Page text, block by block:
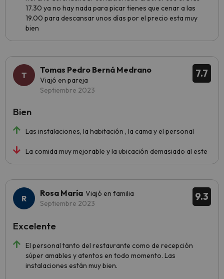
17.30 ya no hay nada para picar tienes que cenar a las
19.00 para descansar unos días por el precio esta muy
bien
7.7
Tomas Pedro Berná Medrano
Viajó en pareja
Septiembre 2023
Las instalaciones, la habitación , la cama y el personal
La comida muy mejorable y la ubicación demasiado al este
Bien
9.3
Rosa María Viajó en familia
Septiembre 2023
El personal tanto del restaurante como de recepción
súper amables y atentos en todo momento. Las
instalaciones están muy bien.
Excelente